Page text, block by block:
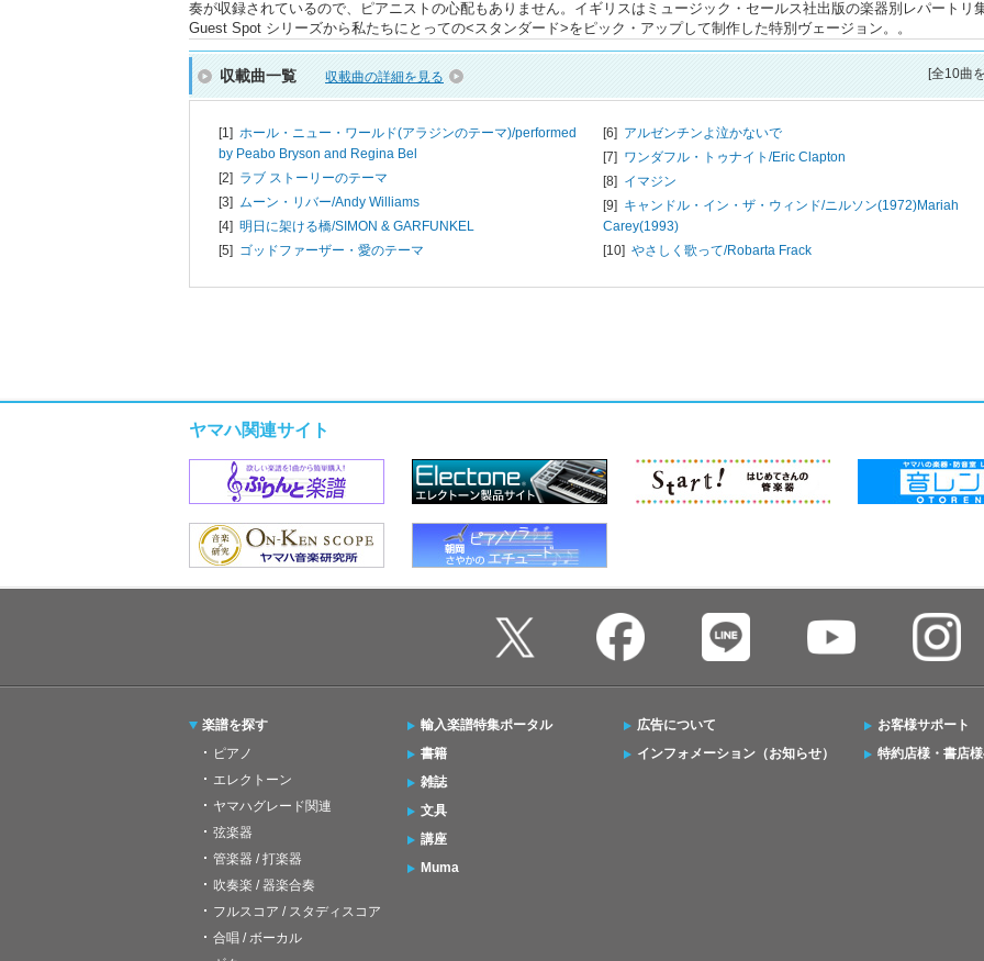
奏が収録されているので、ピアニストの心配もありません。イギリスはミュージック・セールス社出版の楽器別レパートリ
Guest Spot シリーズから私たちにとっての<スタンダード>をピック・アップして制作した特別ヴェージョン。。
収載曲一覧 収載曲の詳細を見る [全10曲
[1] ホール・ニュー・ワールド(アラジンのテーマ)/performed
by Peabo Bryson and Regina Bel
[2] ラブ ストーリーのテーマ
[3] ムーン・リバー/Andy Williams
[4] 明日に架ける橋/SIMON & GARFUNKEL
[5] ゴッドファーザー・愛のテーマ
[6] アルゼンチンよ泣かないで
[7] ワンダフル・トゥナイト/Eric Clapton
[8] イマジン
[9] キャンドル・イン・ザ・ウィンド/ニルソン(1972)Mariah
Carey(1993)
[10] やさしく歌って/Robarta Frack
ヤマハ関連サイト
楽譜を探す
ピアノ
エレクトーン
ヤマハグレード関連
弦楽器
管楽器 / 打楽器
吹奏楽 / 器楽合奏
フルスコア / スタディスコア
合唱 / ボーカル
輸入楽譜特集ポータル
書籍
雑誌
文具
講座
Muma
広告について
インフォメーション（お知らせ）
お客様サポート
特約店様・書店